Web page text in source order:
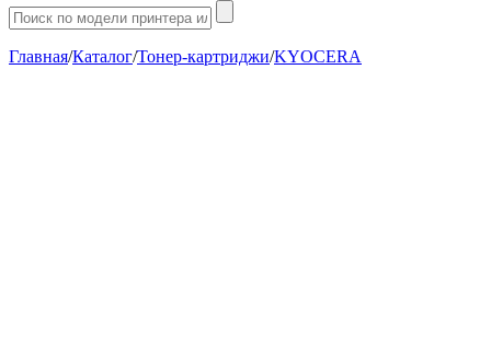
Главная/Каталог/Тонер-картриджи/KYOCERA